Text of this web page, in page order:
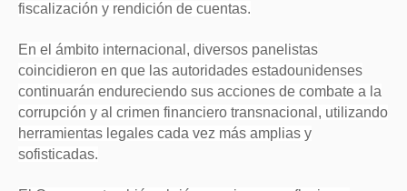
fiscalización y rendición de cuentas.
En el ámbito internacional, diversos panelistas
coincidieron en que las autoridades estadounidenses
continuarán endureciendo sus acciones de combate a la
corrupción y al crimen financiero transnacional, utilizando
herramientas legales cada vez más amplias y
sofisticadas.